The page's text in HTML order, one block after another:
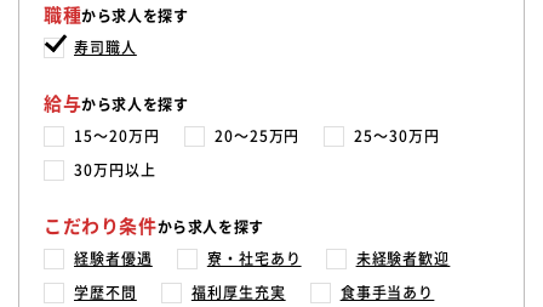
職種から求人を探す
寿司職人
給与から求人を探す
15〜20万円 20〜25万円 25〜30万円
30万円以上
こだわり条件から求人を探す
経験者優遇 寮・社宅あり 未経験者歓迎
学歴不問 福利厚生充実 食事手当あり